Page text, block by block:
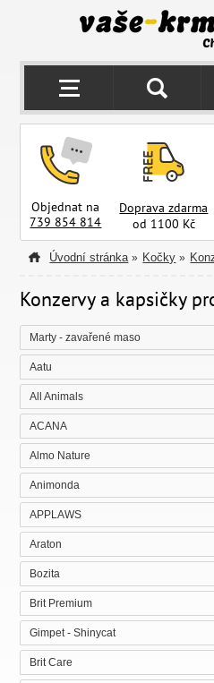
Objednat na
739 854 814
Doprava zdarma
od 1100 Kč
Úvodní stránka » Kočky »
Konzervy a kapsičky
Marty - zavařené maso
Aatu
All Animals
ACANA
Almo Nature
Animonda
APPLAWS
Araton
Bozita
Brit Premium
Gimpet - Shinycat
Brit Care